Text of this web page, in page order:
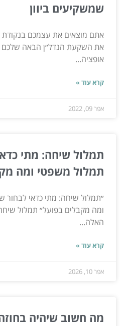
שמשקיעים ביוון
אתם מוצאים את עצמכם
את השקעת הנדל״ן הבאה שלכם
אופציה...
קרא עוד »
אפר 09, 2022
תמלול שיחה: מתי
תמלול משפטי ומה
״תמלול שיחה: מתי כדאי לבחור
ומה מקבלים בפועל״ תמלול
האלה...
קרא עוד »
אפר 10, 2026
מה חשוב שיהיה